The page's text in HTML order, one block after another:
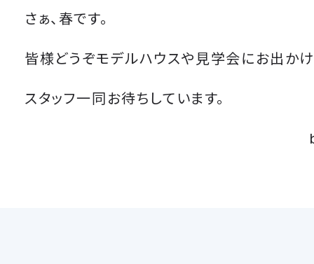
さぁ、春です。
皆様どうぞモデルハウスや見学会にお出かけ
スタッフ一同お待ちしています。